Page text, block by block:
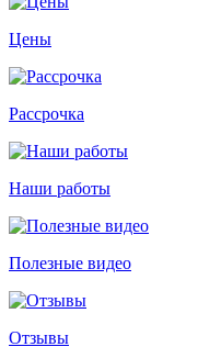
Цены
Рассрочка
Наши работы
Полезные видео
Отзывы